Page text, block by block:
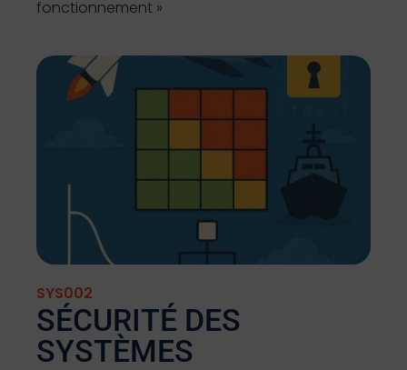
fonctionnement »
SYS002
SÉCURITÉ DES
SYSTÈMES